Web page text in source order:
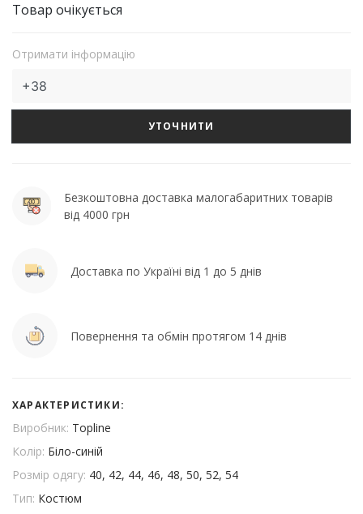
Товар очікується
Отримати інформацію
УТОЧНИТИ
Безкоштовна доставка малогабаритних товарів
від 4000 грн
Доставка по Україні від 1 до 5 днів
Повернення та обмін протягом 14 днів
ХАРАКТЕРИСТИКИ:
Виробник: Topline
Колір: Біло-синій
Розмір одягу: 40, 42, 44, 46, 48, 50, 52, 54
Тип: Костюм